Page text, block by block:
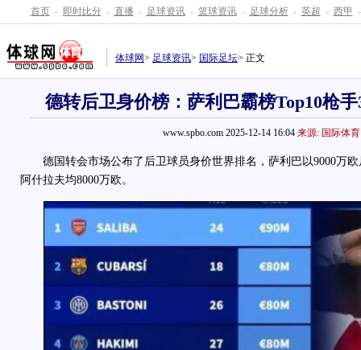
首页 - 即时比分 - 直播 - 足球资讯 - 篮球资讯 - 足球分析 - 英超 - 西甲 -
体球网> 足球资讯> 国际足坛> 正文
德转后卫身价榜：萨利巴霸榜Top10枪
www.spbo.com 2025-12-14 16:04 来源: 国际体育
德国转会市场公布了后卫球员身价世界排名，萨利巴以9000万欧
阿什拉夫均8000万欧。